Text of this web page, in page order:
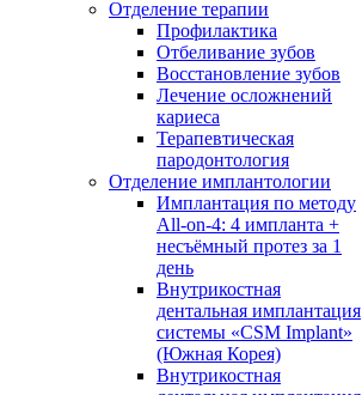
Отделение терапии
Профилактика
Отбеливание зубов
Восстановление зубов
Лечение осложнений
кариеса
Терапевтическая
пародонтология
Отделение имплантологии
Имплантация по методу
All-on-4: 4 импланта +
несъёмный протез за 1
день
Внутрикостная
дентальная имплантация
системы «CSM Implant»
(Южная Корея)
Внутрикостная